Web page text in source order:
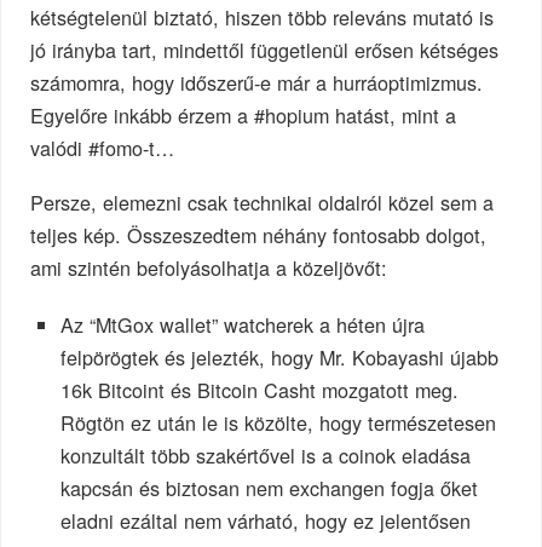
kétségtelenül biztató, hiszen több releváns mutató is
jó irányba tart, mindettől függetlenül erősen kétséges
számomra, hogy időszerű-e már a hurráoptimizmus.
Egyelőre inkább érzem a #hopium hatást, mint a
valódi #fomo-t…
Persze, elemezni csak technikai oldalról közel sem a
teljes kép. Összeszedtem néhány fontosabb dolgot,
ami szintén befolyásolhatja a közeljövőt:
Az “MtGox wallet” watcherek a héten újra
felpörögtek és jelezték, hogy Mr. Kobayashi újabb
16k Bitcoint és Bitcoin Casht mozgatott meg.
Rögtön ez után le is közölte, hogy természetesen
konzultált több szakértővel is a coinok eladása
kapcsán és biztosan nem exchangen fogja őket
eladni ezáltal nem várható, hogy ez jelentősen